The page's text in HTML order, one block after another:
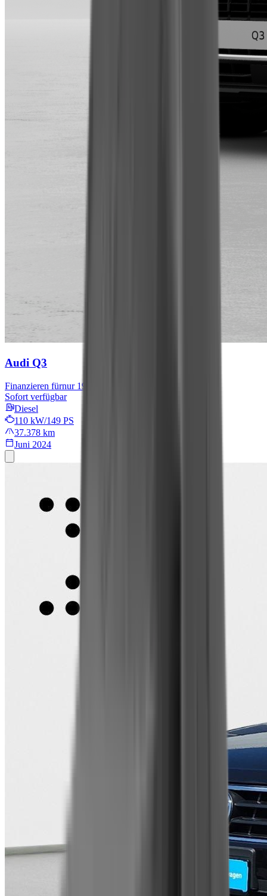
Audi Q3
Finanzieren fürnur 199 € mtl.
Sofort verfügbar
Diesel
110 kW/149 PS
37.378 km
Juni 2024